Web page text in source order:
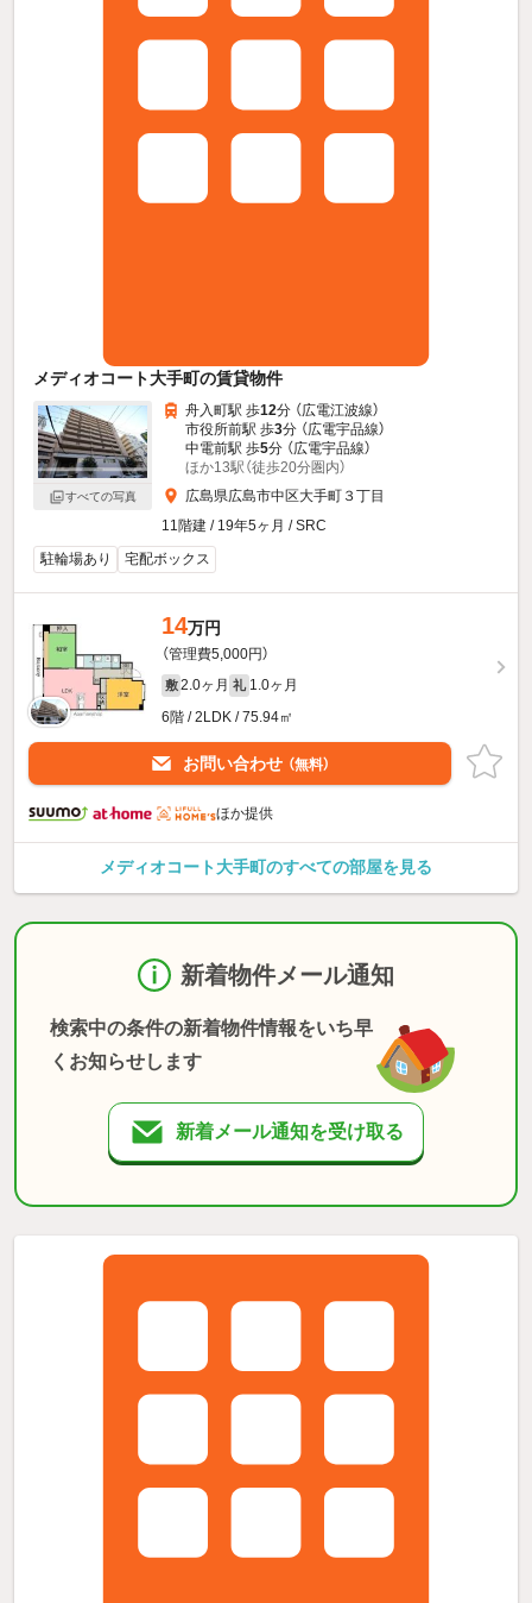
メディオコート大手町の賃貸物件
すべての写真
舟入町駅 歩12分 （広電江波線）
市役所前駅 歩3分 （広電宇品線）
中電前駅 歩5分 （広電宇品線）
ほか13駅（徒歩20分圏内）
広島県広島市中区大手町３丁目
11階建 / 19年5ヶ月 / SRC
駐輪場あり
宅配ボックス
14万円
（管理費5,000円）
敷 2.0ヶ月 礼 1.0ヶ月
6階 / 2LDK / 75.94㎡
お問い合わせ （無料）
ほか提供
メディオコート大手町のすべての部屋を見る
新着物件メール通知
検索中の条件の新着物件情報をいち早
くお知らせします
新着メール通知を受け取る